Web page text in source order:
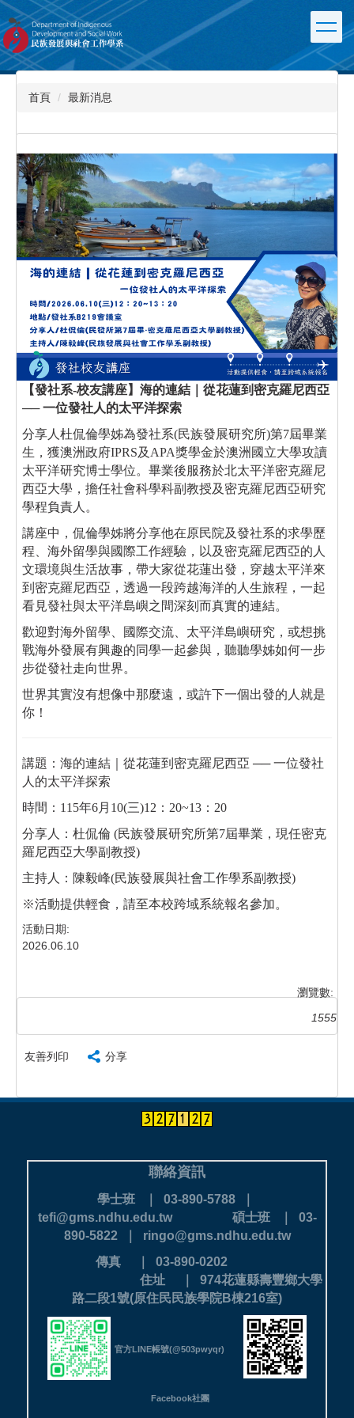
跳
到
主
要
內
首頁 最新消息
【發社系-校友講座】海的連結｜從花蓮到密克羅尼西亞
── 一位發社人的太平洋探索
分享人杜侃倫學姊為發社系(民族發展研究所)第7屆畢業
生，獲澳洲政府IPRS及APA獎學金於澳洲國立大學攻讀
太平洋研究博士學位。畢業後服務於北太平洋密克羅尼
西亞大學，擔任社會科學科副教授及密克羅尼西亞研究
學程負責人。
講座中，侃倫學姊將分享他在原民院及發社系的求學歷
程、海外留學與國際工作經驗，以及密克羅尼西亞的人
文環境與生活故事，帶大家從花蓮出發，穿越太平洋來
到密克羅尼西亞，透過一段跨越海洋的人生旅程，一起
看見發社與太平洋島嶼之間深刻而真實的連結。
歡迎對海外留學、國際交流、太平洋島嶼研究，或想挑
戰海外發展有興趣的同學一起參與，聽聽學姊如何一步
步從發社走向世界。
世界其實沒有想像中那麼遠，或許下一個出發的人就是
你！
講題：海的連結｜從花蓮到密克羅尼西亞 ── 一位發社
人的太平洋探索
時間：115年6月10(三)12：20~13：20
分享人：杜侃倫 (民族發展研究所第7屆畢業，現任密克
羅尼西亞大學副教授)
主持人：陳毅峰(民族發展與社會工作學系副教授)
※活動提供輕食，請至本校跨域系統報名參加。
活動日期:
2026.06.10
瀏覽數:
1555
友善列印 分享
聯絡資訊
學士班 ｜ 03-890-5788 ｜
tefi@gms.ndhu.edu.tw 碩士班 ｜ 03-
890-5822 ｜ ringo@gms.ndhu.edu.tw
傳真 ｜ 03-890-0202
住址 ｜ 974花蓮縣壽豐鄉大學
路二段1號(原住民民族學院B棟216室)
官方LINE帳號(@503pwyqr)
Facebook社團